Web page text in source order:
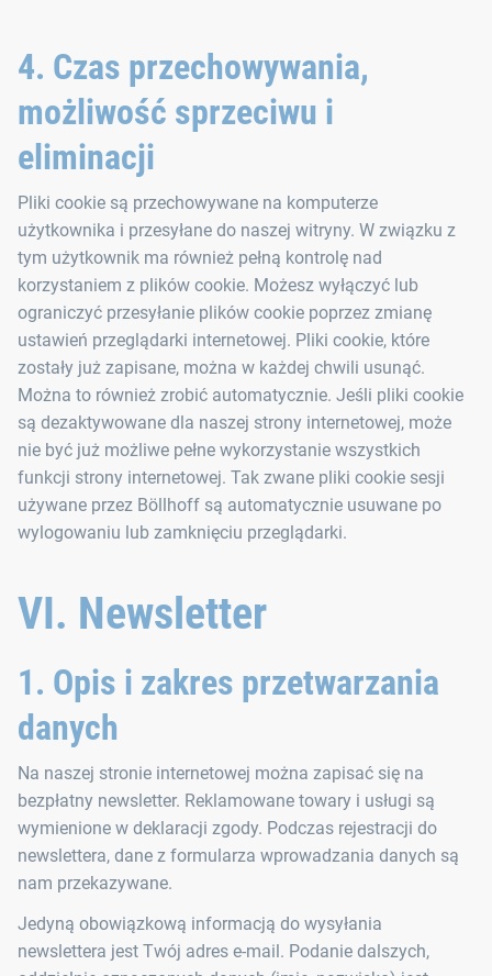
4. Czas przechowywania,
możliwość sprzeciwu i
eliminacji
Pliki cookie są przechowywane na komputerze
użytkownika i przesyłane do naszej witryny. W związku z
tym użytkownik ma również pełną kontrolę nad
korzystaniem z plików cookie. Możesz wyłączyć lub
ograniczyć przesyłanie plików cookie poprzez zmianę
ustawień przeglądarki internetowej. Pliki cookie, które
zostały już zapisane, można w każdej chwili usunąć.
Można to również zrobić automatycznie. Jeśli pliki cookie
są dezaktywowane dla naszej strony internetowej, może
nie być już możliwe pełne wykorzystanie wszystkich
funkcji strony internetowej. Tak zwane pliki cookie sesji
używane przez Böllhoff są automatycznie usuwane po
wylogowaniu lub zamknięciu przeglądarki.
VI. Newsletter
1. Opis i zakres przetwarzania
danych
Na naszej stronie internetowej można zapisać się na
bezpłatny newsletter. Reklamowane towary i usługi są
wymienione w deklaracji zgody. Podczas rejestracji do
newslettera, dane z formularza wprowadzania danych są
nam przekazywane.
Jedyną obowiązkową informacją do wysyłania
newslettera jest Twój adres e-mail. Podanie dalszych,